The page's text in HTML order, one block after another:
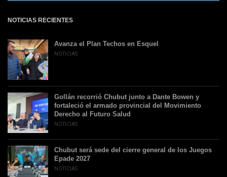
NOTICIAS RECIENTES
Avanza el Plan Techos en Esquel
NOTICIAS
Gollán recorrió Chubut junto a Dante Bowen y
fortaleció el armado provincial del Movimiento
Derecho al Futuro Salud
NOTICIAS
Chubut será sede del cierre general de los Juegos
Epade 2027
NOTICIAS